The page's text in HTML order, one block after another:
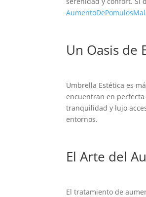
Un Oasis de
Umbrella Estética es
encuentran en
tranquilidad y lujo
entornos.
El Arte del
El tratamiento de